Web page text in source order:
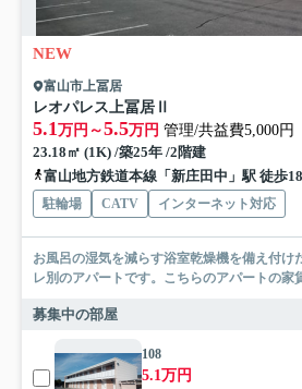
NEW
富山市上冨居
レオパレス上冨居Ⅱ
5.1万円～5.5万円 管理/共益費5,000円
23.18㎡ (1K) /築25年 /2階建
富山地方鉄道本線「新庄田中」駅 徒歩
駐輪場 CATV インターネット対応
お風呂の湿気を減らす浴室乾燥機を備え付け
レ別のアパートです。こちらのアパートの家
募集中の部屋
108
5.1万円